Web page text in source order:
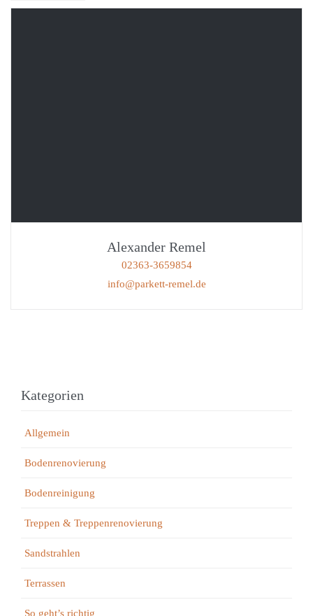
Alexander Remel
02363-3659854
info@parkett-remel.de
Kategorien
Allgemein
Bodenrenovierung
Bodenreinigung
Treppen & Treppenrenovierung
Sandstrahlen
Terrassen
So geht’s richtig